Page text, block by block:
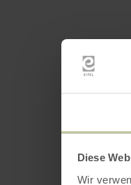
Diese
Wir